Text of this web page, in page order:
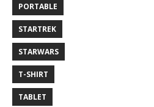
PORTABLE
STARTREK
STARWARS
T-SHIRT
TABLET